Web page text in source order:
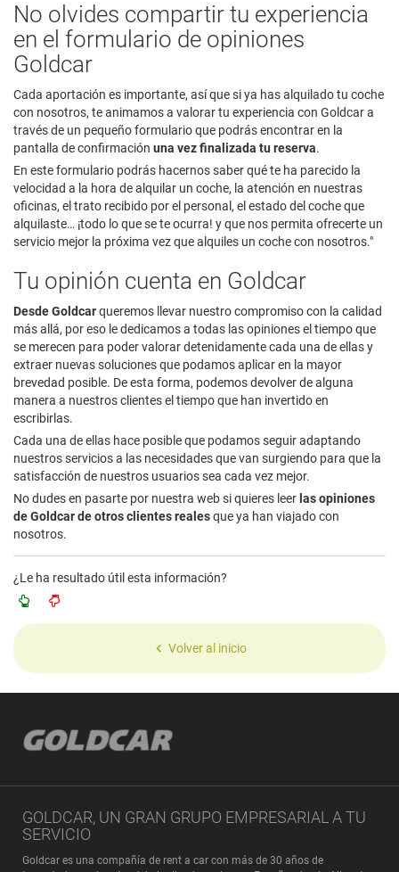
No olvides compartir tu experiencia
en el formulario de opiniones
Goldcar
Cada aportación es importante, así que si ya has alquilado tu coche
con nosotros, te animamos a valorar tu experiencia con Goldcar a
través de un pequeño formulario que podrás encontrar en la
pantalla de confirmación una vez finalizada tu reserva.
En este formulario podrás hacernos saber qué te ha parecido la
velocidad a la hora de alquilar un coche, la atención en nuestras
oficinas, el trato recibido por el personal, el estado del coche que
alquilaste… ¡todo lo que se te ocurra! y que nos permita ofrecerte un
servicio mejor la próxima vez que alquiles un coche con nosotros."
Tu opinión cuenta en Goldcar
Desde Goldcarqueremos llevar nuestro compromiso con la calidad
más allá, por eso le dedicamos a todas las opiniones el tiempo que
se merecen para poder valorar detenidamente cada una de ellas y
extraer nuevas soluciones que podamos aplicar en la mayor
brevedad posible. De esta forma, podemos devolver de alguna
manera a nuestros clientes el tiempo que han invertido en
escribirlas.
Cada una de ellas hace posible que podamos seguir adaptando
nuestros servicios a las necesidades que van surgiendo para que la
satisfacción de nuestros usuarios sea cada vez mejor.
No dudes en pasarte por nuestra web si quieres leer las opiniones
de Goldcar de otros clientes realesque ya han viajado con
nosotros.
¿Le ha resultado útil esta información?
Volver al inicio
GOLDCAR, UN GRAN GRUPO EMPRESARIAL A TU
SERVICIO
Goldcar es una compañía de rent a car con más de 30 años de